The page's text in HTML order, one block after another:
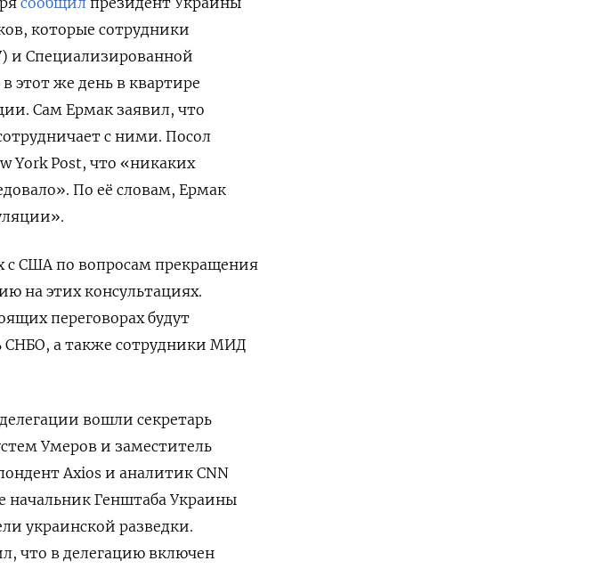
которые сотрудники
и Специализированной
этот же день в квартире
Сам Ермак заявил, что
с ними. Посол
York Post, что «никаких
По её словам, Ермак
с США по вопросам прекращения
на этих консультациях.
переговорах будут
СНБО, а также сотрудники МИД
вошли секретарь
Умеров и заместитель
Axios и аналитик CNN
начальник Генштаба Украины
украинской разведки.
что в делегацию включен